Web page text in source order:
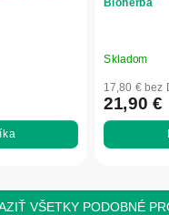
Bioherba
Skladom
17,80 € bez
21,90 €
VŠETKY PODOBNÉ